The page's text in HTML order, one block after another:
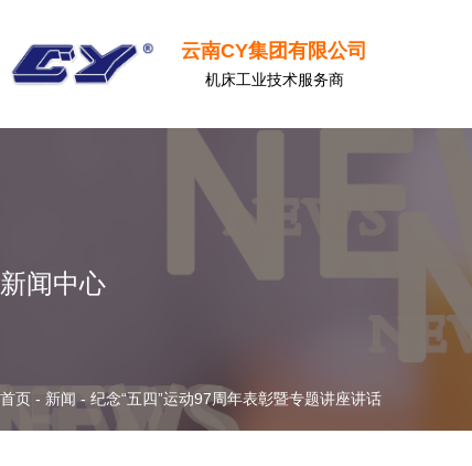
云南CY集团有限公司
机床工业技术服务商
新闻中心
首页 - 新闻 - 纪念“五四”运动97周年表彰暨专题讲座讲话